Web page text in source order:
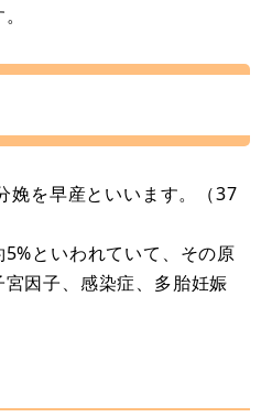
娩を早産といいます。（37
といわれていて、その原
因子、感染症、多胎妊娠